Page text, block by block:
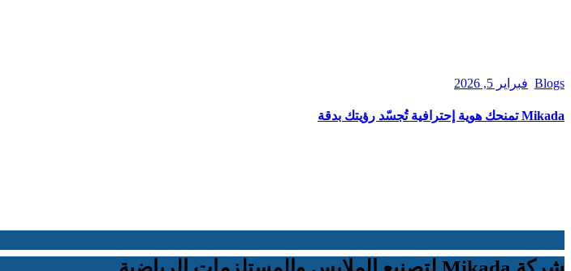
Blogs فبراير 5, 2026
Mikada تمنحك هوية إحترافية تُجسّد رؤيتك بدقة